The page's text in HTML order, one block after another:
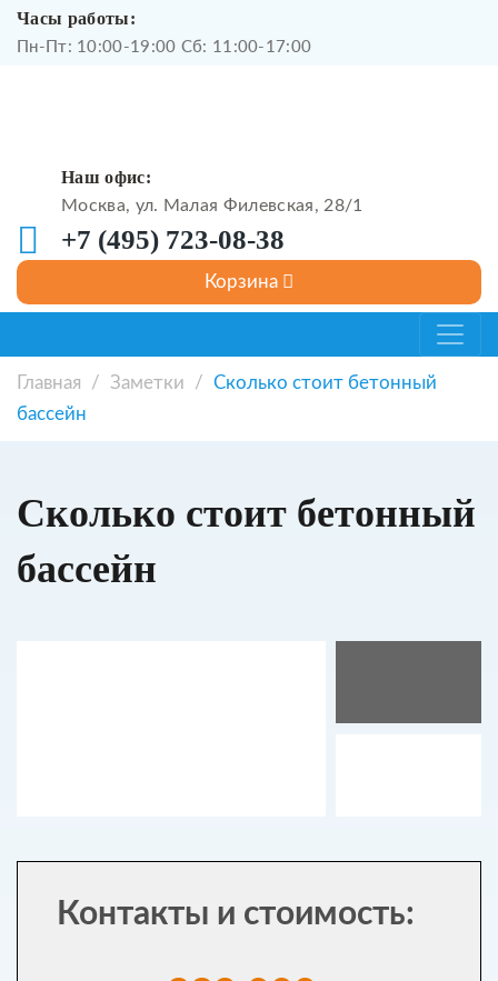
Часы работы:
Пн-Пт: 10:00-19:00 Сб: 11:00-17:00
Наш офис:
Москва, ул. Малая Филевская, 28/1
+7 (495) 723-08-38
Главная / Заметки / Сколько стоит бетонный
бассейн
Сколько стоит бетонный
бассейн
Контакты и стоимость: